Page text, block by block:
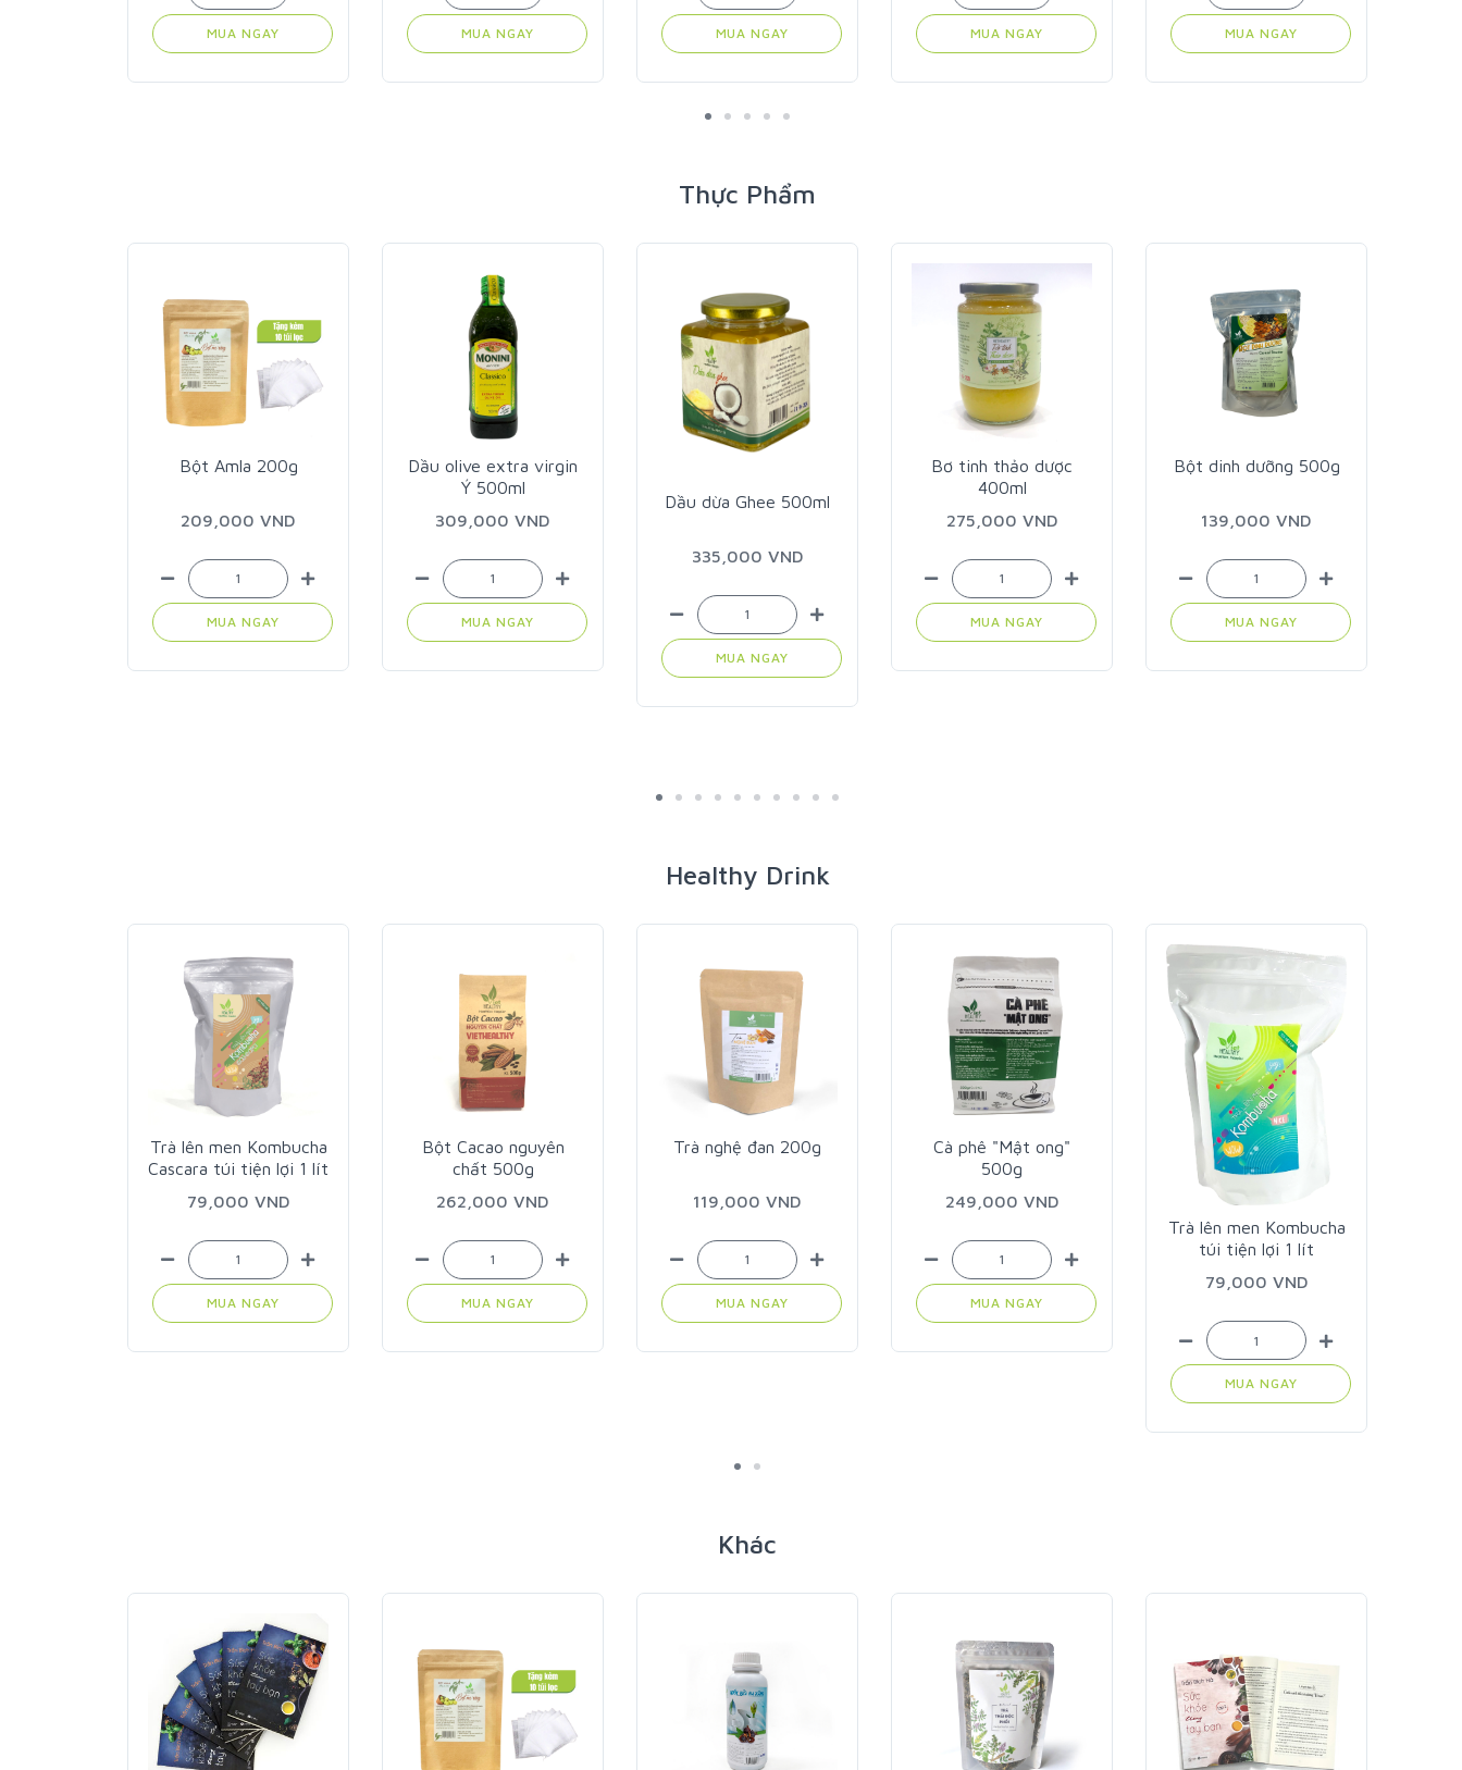
MUA NGAY MUA NGAY MUA NGAY MUA NGAY MUA NGAY
Thực Phẩm
Bột Amla 200g
209,000 VND
MUA NGAY
Dầu olive extra virgin
Ý 500ml
309,000 VND
MUA NGAY
Dầu dừa Ghee 500ml
335,000 VND
MUA NGAY
Bơ tinh thảo dược
400ml
275,000 VND
MUA NGAY
Bột dinh dưỡng 500g
139,000 VND
MUA NGAY
Healthy Drink
Trà lên men Kombucha
Cascara túi tiện lợi 1 lít
79,000 VND
MUA NGAY
Bột Cacao nguyên
chất 500g
262,000 VND
MUA NGAY
Trà nghệ đan 200g
119,000 VND
MUA NGAY
Cà phê "Mật ong"
500g
249,000 VND
MUA NGAY
Trà lên men Kombucha
túi tiện lợi 1 lít
79,000 VND
MUA NGAY
Khác